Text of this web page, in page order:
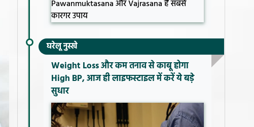
घरेलू नुस्खे
Weight Loss और कम तनाव से काबू होगा
High BP, आज ही लाइफस्टाइल में करें ये बड़े
सुधार